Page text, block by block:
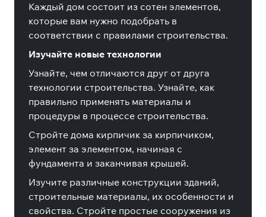
Каждый дом состоит из сотен элементов,
которые вам нужно подобрать в
соответствии с правилами строительства.
Изучайте новые технологии
Узнайте, чем отличаются друг от друга
технологии строительства. Узнайте, как
правильно применять материалы и
процедуры в процессе строительства.
Стройте дома кирпичик за кирпичиком,
элемент за элементом, начиная с
фундамента и заканчивая крышей.
Изучите различные конструкции зданий,
строительные материалы, их особенности и
свойства. Стройте простые сооружения из